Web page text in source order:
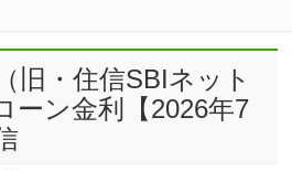
旧・住信SBIネット
ーン金利【2026年7